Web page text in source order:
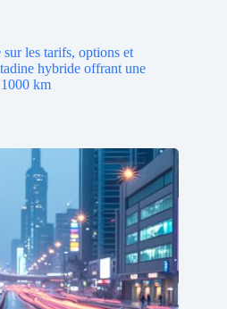
les tarifs, options et
hybride offrant une
km